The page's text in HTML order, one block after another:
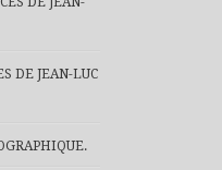
DE JEAN-LUC